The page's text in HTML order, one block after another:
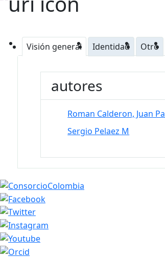
Visión general Identidad Otro
autores
Roman Calderon, Juan
Sergio Pelaez M